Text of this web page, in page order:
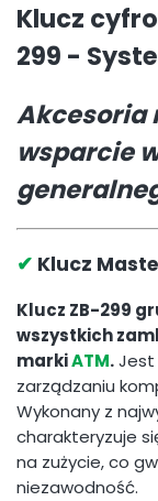
Klucz
299 -
Akcesoria
wsparcie
✔ Klucz
Klucz ZB-299
wszystkich
markiATM.Jest
zarządzaniu
Wykonany z
charakteryzuje
na zużycie, co
niezawodność.